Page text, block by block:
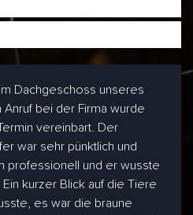
Dachgeschoss unseres
Anruf bei der Firma wurde
vereinbart. Der
war sehr pünktlich und
professionell und er wusste
kurzer Blick auf die Tiere
es war die braune